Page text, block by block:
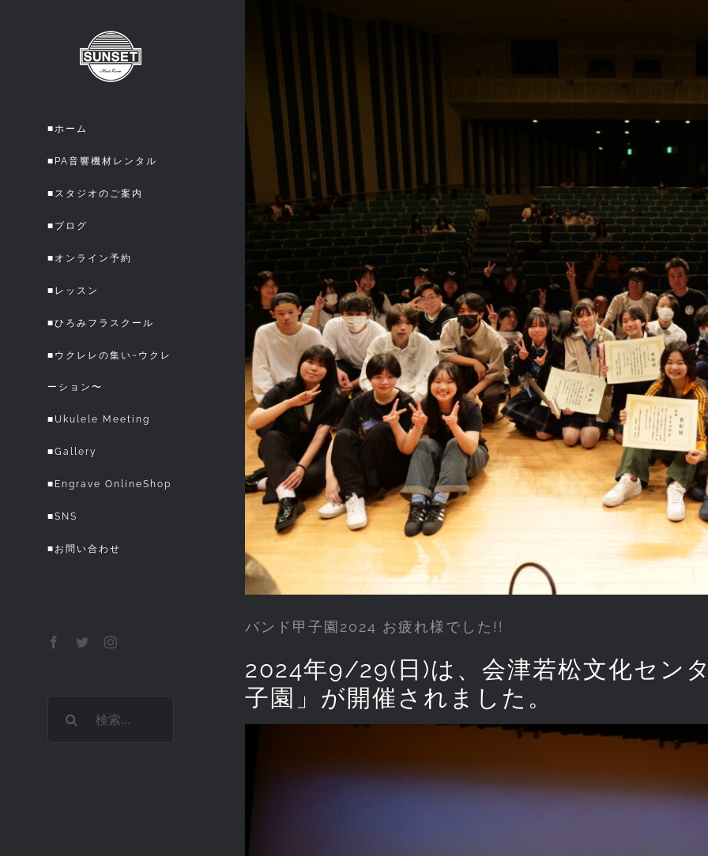
■ホーム
■PA音響機材レンタル
■スタジオのご案内
■ブログ
■オンライン予約
■レッスン
■ひろみフラスクール
■ウクレレの集い~ウクレ
ーション〜
■Ukulele Meeting
■Gallery
■Engrave OnlineShop
■SNS
■お問い合わせ
Facebook
TwitterInstagram
バンド甲子園2024 お疲れ
バンド甲子園2024 お疲れ様でした!!
2024年9/29(日)は、会津若松文化セン
子園」が開催されました。